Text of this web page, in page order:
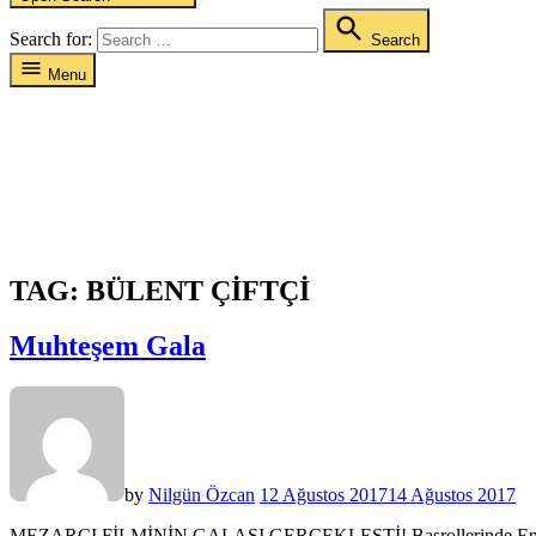
Search for:
Search
Menu
TAG: BÜLENT ÇIFTÇI
Muhteşem Gala
by Nilgün Özcan 12 Ağustos 201714 Ağustos 2017